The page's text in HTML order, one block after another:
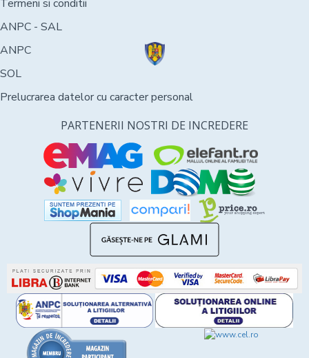
Termeni si conditii
ANPC - SAL
ANPC
SOL
Prelucrarea datelor cu caracter personal
PARTENERII NOSTRI DE INCREDERE